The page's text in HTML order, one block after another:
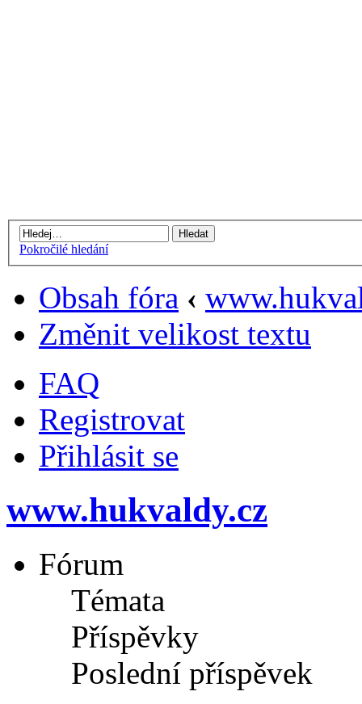
Pokročilé hledání
Obsah fóra ‹
Změnit velikost textu
FAQ
Registrovat
Přihlásit se
www.hukvaldy.cz
Fórum
Témata
Příspěvky
Poslední příspěvek